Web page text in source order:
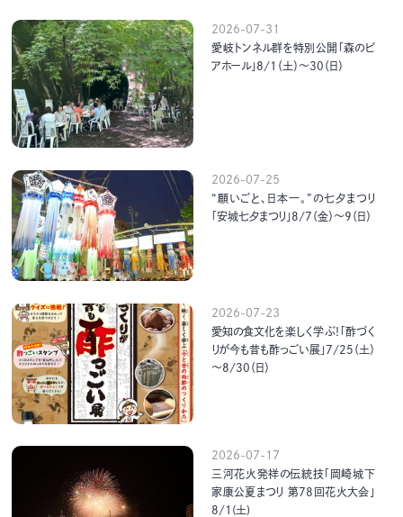
2026-07-31
愛岐トンネル群を特別公開「森のビ
アホール」8/1（土）～30（日）
2026-07-25
“願いごと、日本一。”の七夕まつり
「安城七夕まつり」8/7（金）～9（日）
2026-07-23
愛知の食文化を楽しく学ぶ！「酢づく
りが今も昔も酢っごい展」7/25（土）
～8/30（日）
2026-07-17
三河花火発祥の伝統技「岡崎城下
家康公夏まつり 第78回花火大会」
8/1(土)